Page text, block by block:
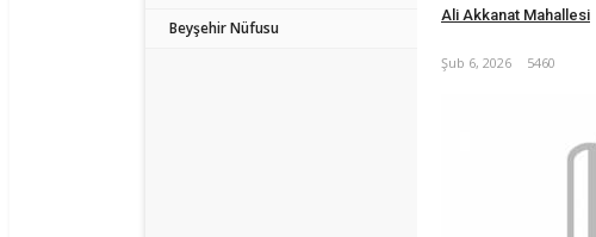
Beyşehir Nüfusu
Ali Akkanat Mahallesi
Şub 6, 2026 5460